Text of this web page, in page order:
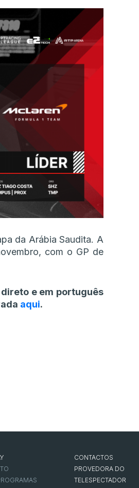
da Arábia Saudita. A
com o GP de
e em português
aqui.
CONTACTOS
PROVEDORA DO
TELESPECTADOR